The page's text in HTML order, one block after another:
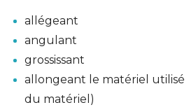
allégeant
angulant
grossissant
allongeant le matériel utilisé
du matériel)